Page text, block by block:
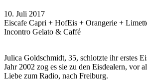
10. Juli 2017
Eiscafe Capri + HofEis + Orangerie +
Incontro Gelato & Caffé
Julica Goldschmidt, 35, schlotzte ihr erstes
Jahr 2002 zog es sie zu den Eisdealern, vor
Liebe zum Radio, nach Freiburg.